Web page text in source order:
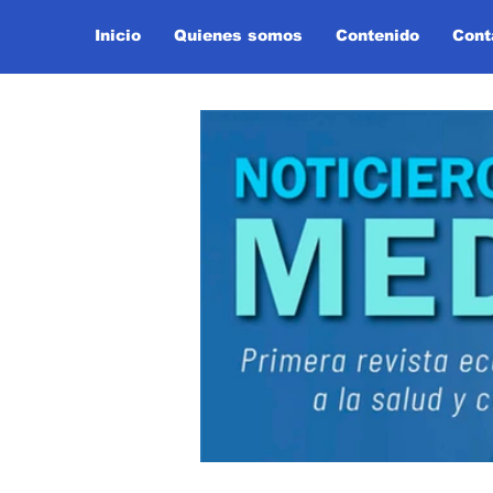
Inicio Quienes somos Contenido